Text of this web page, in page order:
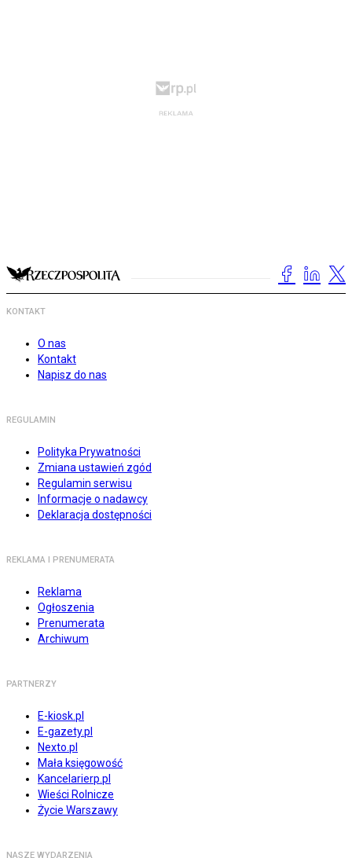
KONTAKT
O nas
Kontakt
Napisz do nas
REGULAMIN
Polityka Prywatności
Zmiana ustawień zgód
Regulamin serwisu
Informacje o nadawcy
Deklaracja dostępności
REKLAMA I PRENUMERATA
Reklama
Ogłoszenia
Prenumerata
Archiwum
PARTNERZY
E-kiosk.pl
E-gazety.pl
Nexto.pl
Mała księgowość
Kancelarierp.pl
Wieści Rolnicze
Życie Warszawy
NASZE WYDARZENIA